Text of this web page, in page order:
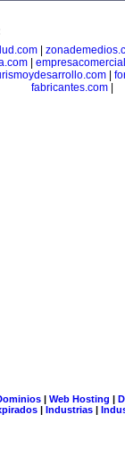
|
|
fabricantes.com
| Web Hosting |
| Industrias |